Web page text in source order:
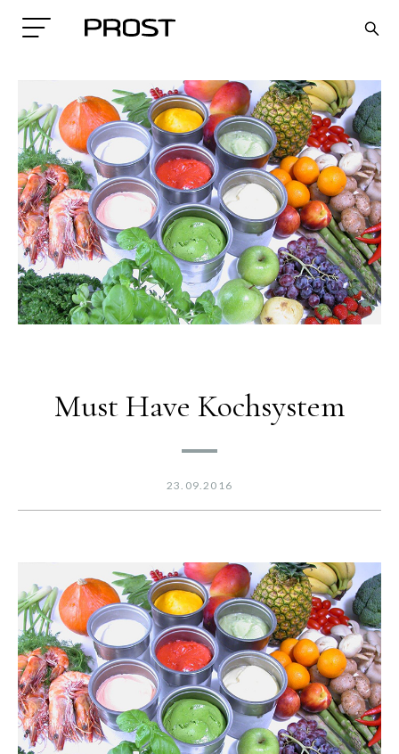
Search
Must Have Kochsystem
23.09.2016